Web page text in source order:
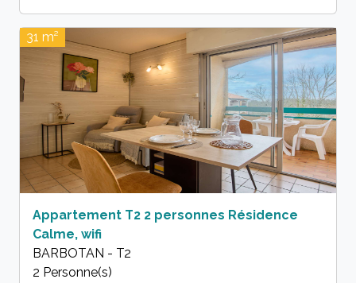
31 m²
Appartement T2 2 personnes Résidence
Calme, wifi
BARBOTAN - T2
2 Personne(s)